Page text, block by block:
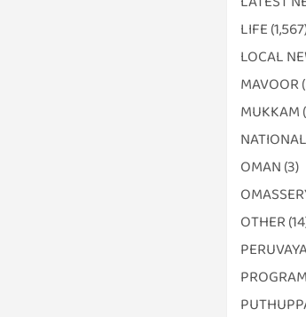
LIFE
LOCAL
MAVOOR
MUKKAM
NATIONAL
OMAN (3)
OTHER